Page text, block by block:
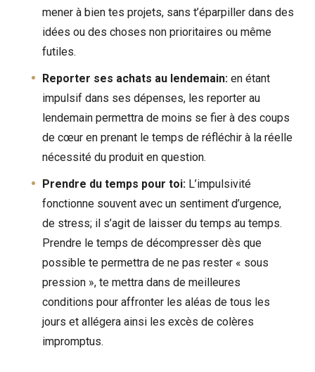
mener à bien tes projets, sans t’éparpiller dans des
idées ou des choses non prioritaires ou même
futiles.
Reporter ses achats au lendemain: en étant
impulsif dans ses dépenses, les reporter au
lendemain permettra de moins se fier à des coups
de cœur en prenant le temps de réfléchir à la réelle
nécessité du produit en question.
Prendre du temps pour toi: L’impulsivité
fonctionne souvent avec un sentiment d’urgence,
de stress; il s’agit de laisser du temps au temps.
Prendre le temps de décompresser dès que
possible te permettra de ne pas rester « sous
pression », te mettra dans de meilleures
conditions pour affronter les aléas de tous les
jours et allégera ainsi les excès de colères
impromptus.